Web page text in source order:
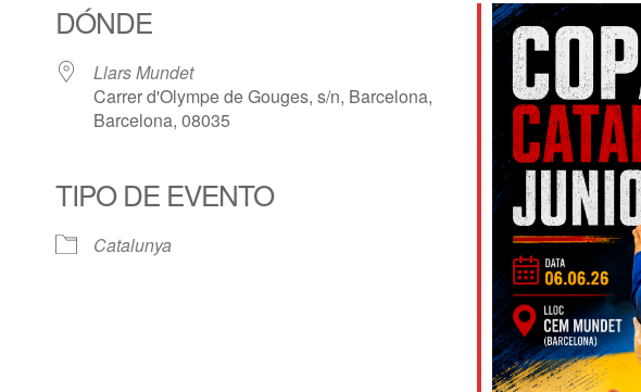
iCalendar Office 365
DÓNDE
Llars Mundet
Carrer d'Olympe de Gouges, s/n, Barcelona,
Barcelona, 08035
TIPO DE EVENTO
Catalunya